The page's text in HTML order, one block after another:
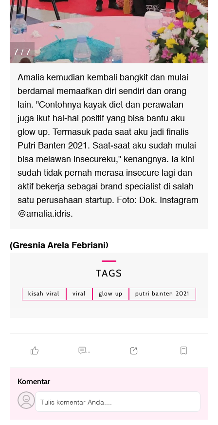
7 / 7
Amalia kemudian kembali bangkit dan mulai
berdamai memaafkan diri sendiri dan orang
lain. "Contohnya kayak diet dan perawatan
juga ikut hal-hal positif yang bisa bantu aku
glow up. Termasuk pada saat aku jadi finalis
Putri Banten 2021. Saat-saat aku sudah mulai
bisa melawan insecureku," kenangnya. Ia kini
sudah tidak pernah merasa insecure lagi dan
aktif bekerja sebagai brand specialist di salah
satu perusahaan startup. Foto: Dok. Instagram
@amalia.idris.
(Gresnia Arela Febriani)
TAGS
kisah viral viral glow up putri banten 2021
...
Komentar
Tulis komentar Anda....